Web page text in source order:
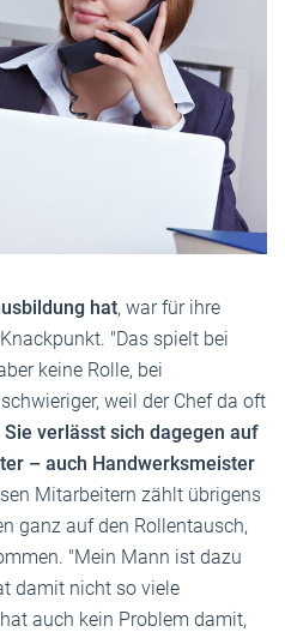
hat, war für ihre
"Das spielt bei
keine Rolle, bei
weil der Chef da oft
Sie verlässt sich dagegen auf
– auch Handwerksmeister
Mitarbeitern zählt übrigens
ganz auf den Rollentausch,
"Mein Mann ist dazu
damit nicht so viele
auch kein Problem damit,